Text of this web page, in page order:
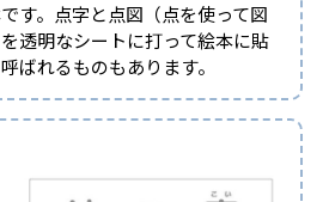
す。点字と点図（点を使って図
透明なシートに打って絵本に貼
ばれるものもあります。